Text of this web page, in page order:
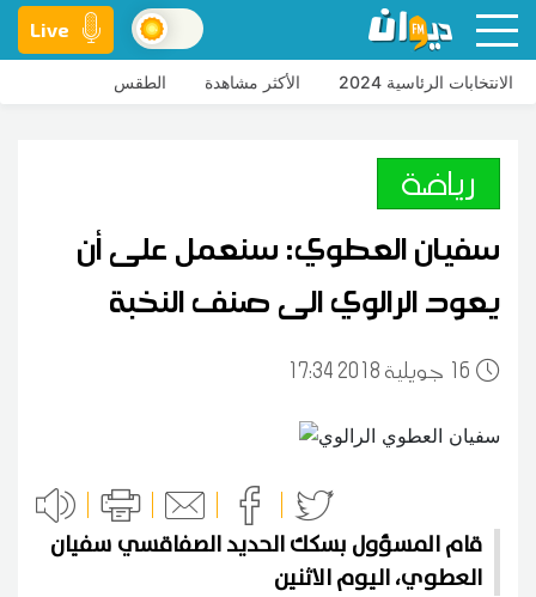
Live
الانتخابات الرئاسية 2024 الأكثر مشاهدة الطقس
رياضة
سفيان العطوي: سنعمل على أن
يعود الرالوي الى صنف النخبة
16 17:34 2018 جويلية
قام المسؤول بسكك الحديد الصفاقسي سفيان
العطوي، اليوم الاثنين